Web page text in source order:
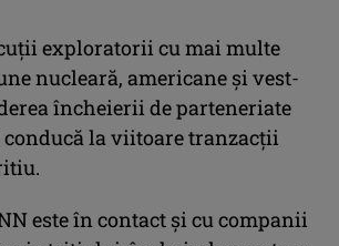
exploratorii cu mai multe
nucleară, americane și vest-
încheierii de parteneriate
conducă la viitoare tranzacții
este în contact și cu companii